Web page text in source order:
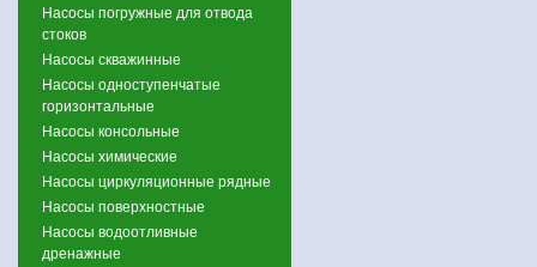
Насосы погружные для отвода
стоков
Насосы скважинные
Насосы одноступенчатые
горизонтальные
Насосы консольные
Насосы химические
Насосы циркуляционные рядные
Насосы поверхностные
Насосы водоотливные
дренажные